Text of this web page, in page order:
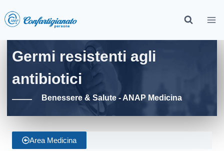
Germi resistenti agli
antibiotici
Benessere & Salute - ANAP Medicina
Area Medicina